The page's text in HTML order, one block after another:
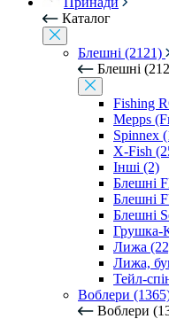
Каталог
Блешні (2121)
Блешні
Fishing
Mepps
Spinnex
X-Fish
Інші (2)
Блешні
Блешні
Блешні
Грушка-
Лижа
Лижа,
Тейл-
Воблери
Воблери